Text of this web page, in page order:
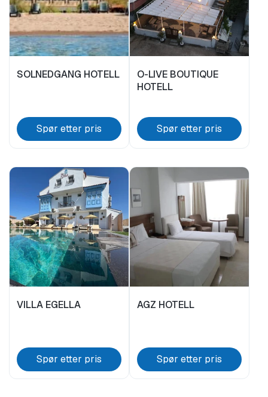
LEIEBIL
DAGSTUR
TEKNOLOGI TYPE
Aliaga
INNENLANDS FERIE
UTLANDSFERIE
SOLNEDGANG HOTELL
Spør etter pris
O-LIVE BOUTIQUE
HOTELL
Spør etter pris
VILLA EGELLA
Spør etter pris
AGZ HOTELL
Spør etter pris